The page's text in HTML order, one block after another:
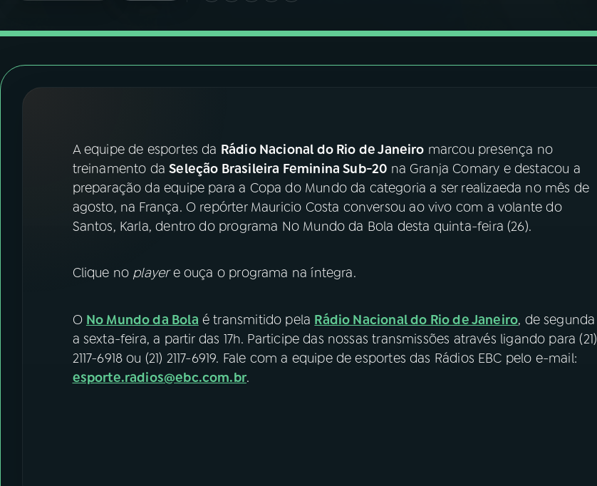
07ÚLTIMAS
YouTube Facebook
Instagram X
A equipe de esportes da Rádio Nacional do Rio de Janeiro marcou presença no
treinamento daSeleção Brasileira Feminina Sub-20 na Granja Comary e destacou a
preparação da equipe para a Copa do Mundo da categoria a ser realizaeda no mês de
agosto, na França. O repórter Mauricio Costa conversou ao vivo com a volante do
Santos, Karla, dentro do programa No Mundo da Bola desta quinta-feira (26).
Clique no playere ouça o programa na íntegra.
O No Mundo da Bola é transmitido pela Rádio Nacional do Rio de Janeiro, de segunda
a sexta-feira, a partir das 17h. Participe das nossas transmissões através ligando para (21)
2117-6918 ou (21) 2117-6919. Fale com a equipe de esportes das Rádios EBC pelo e-mail:
esporte.radios@ebc.com.br.